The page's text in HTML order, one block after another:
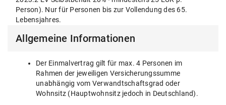
Person). Nur für Personen bis zur Vollendung des 65.
Lebensjahres.
Allgemeine Informationen
Der Einmalvertrag gilt für max. 4 Personen im
Rahmen der jeweiligen Versicherungssumme
unabhängig vom Verwandtschaftsgrad oder
Wohnsitz (Hauptwohnsitz jedoch in Deutschland).